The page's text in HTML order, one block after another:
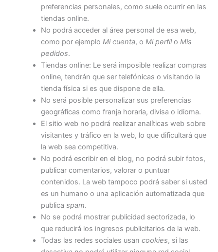
preferencias personales, como suele ocurrir en las
tiendas online.
No podrá acceder al área personal de esa web,
como por ejemplo Mi cuenta, o Mi perfilo Mis
pedidos.
Tiendas online: Le será imposible realizar compras
online, tendrán que ser telefónicas o visitando la
tienda física si es que dispone de ella.
No será posible personalizar sus preferencias
geográficas como franja horaria, divisa o idioma.
El sitio web no podrá realizar analíticas web sobre
visitantes y tráfico en la web, lo que dificultará que
la web sea competitiva.
No podrá escribir en el blog, no podrá subir fotos,
publicar comentarios, valorar o puntuar
contenidos. La web tampoco podrá saber si usted
es un humano o una aplicación automatizada que
publica spam.
No se podrá mostrar publicidad sectorizada, lo
que reducirá los ingresos publicitarios de la web.
Todas las redes sociales usan cookies, si las